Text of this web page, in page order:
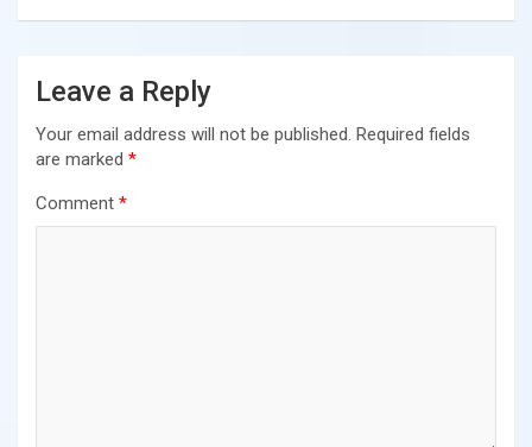
Leave a Reply
Your email address will not be published. Required fields
are marked *
Comment *